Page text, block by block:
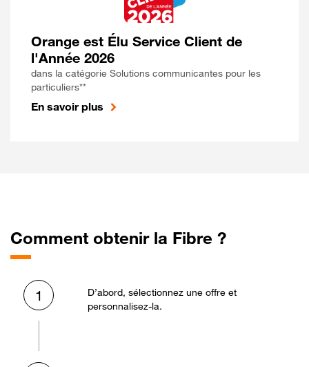
Orange est Élu Service Client de
l'Année 2026
dans la catégorie Solutions communicantes pour les
particuliers**
En savoir plus
Comment obtenir la Fibre ?
1
D’abord, sélectionnez une offre et
personnalisez-la.